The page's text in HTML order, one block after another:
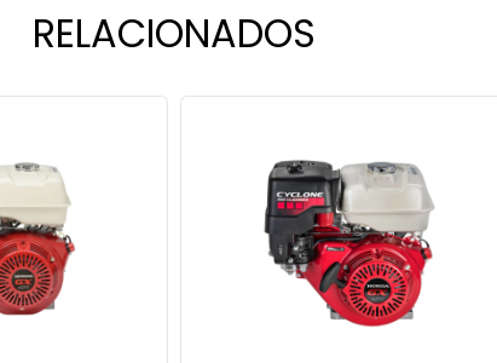
RELACIONADOS